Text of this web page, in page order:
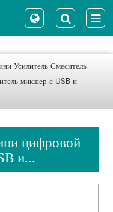
Усилитель Смеситель
микшер с USB и
цифровой
и...